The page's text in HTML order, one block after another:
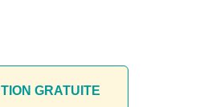
GRATUITE